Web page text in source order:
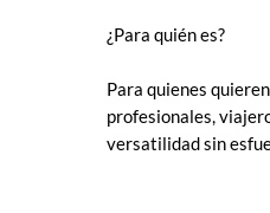
¿Para quién es?
Para quienes
profesionales,
versatilidad sin